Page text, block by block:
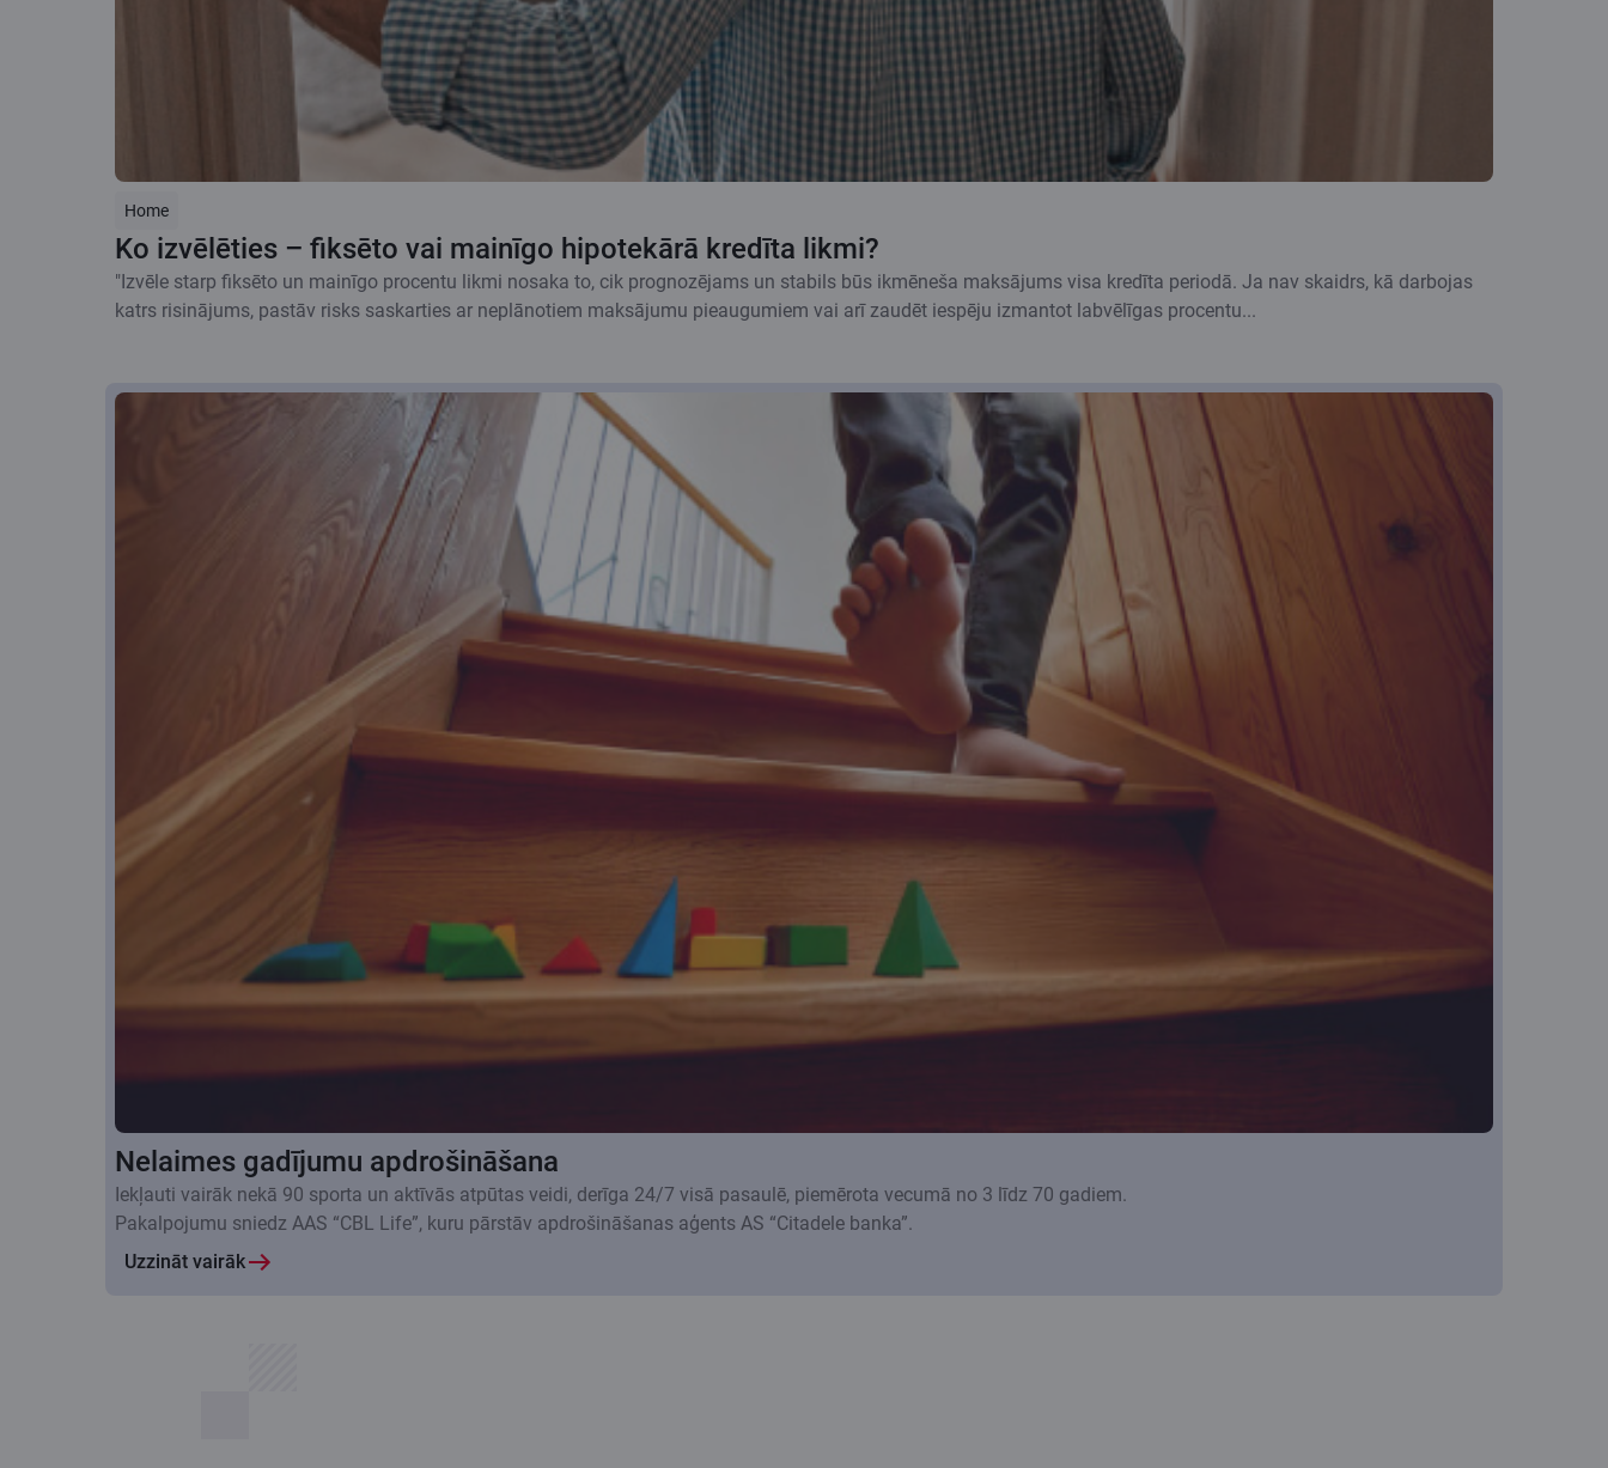
Home
Ko izvēlēties – fiksēto vai mainīgo hipotekārā kredīta likmi?
"Izvēle starp fiksēto un mainīgo procentu likmi nosaka to, cik prognozējams un stabils būs ikmēneša maksājums visa kredīta periodā. Ja nav skaidrs, kā darbojas
katrs risinājums, pastāv risks saskarties ar neplānotiem maksājumu pieaugumiem vai arī zaudēt iespēju izmantot labvēlīgas procentu...
Nelaimes gadījumu apdrošināšana
Iekļauti vairāk nekā 90 sporta un aktīvās atpūtas veidi, derīga 24/7 visā pasaulē, piemērota vecumā no 3 līdz 70 gadiem.
Pakalpojumu sniedz AAS “CBL Life”, kuru pārstāv apdrošināšanas aģents AS “Citadele banka”.
Uzzināt vairāk